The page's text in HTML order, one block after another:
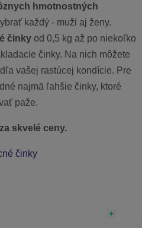
hmotnostných
každý - muži aj ženy.
činky od 0,5 kg až po niekoľko
činky. Na nich môžete
vašej rastúcej kondície. Pre
najmä ľahšie činky, ktoré
paže.
skvelé ceny.
činky